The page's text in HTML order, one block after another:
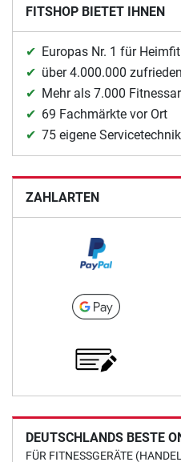
FITSHOP BIETET IHNEN
Europas Nr. 1 für
über 4.000.000
Mehr als 7.000
69 Fachmärkte vor Ort
75 eigene
ZAHLARTEN
DEUTSCHLANDS BESTE
FÜR FITNESSGERÄTE